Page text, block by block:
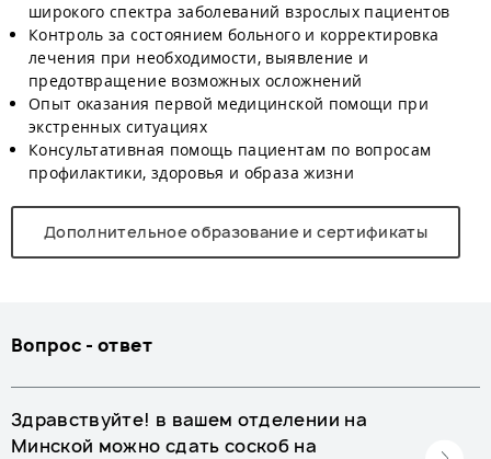
широкого спектра заболеваний взрослых пациентов
Контроль за состоянием больного и корректировка
лечения при необходимости, выявление и
предотвращение возможных осложнений
Опыт оказания первой медицинской помощи при
экстренных ситуациях
Консультативная помощь пациентам по вопросам
профилактики, здоровья и образа жизни
Дополнительное образование и сертификаты
Вопрос - ответ
Здравствуйте! в вашем отделении на
Минской можно сдать соскоб на